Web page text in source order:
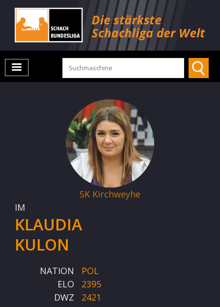
SK Kirchweyhe
IM
KLAUDIA
KULON
NATION
POL
ELO
2395
DWZ
2421